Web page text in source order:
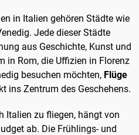
in Italien gehören Städte wie
Jede dieser Städte
aus Geschichte, Kunst und
in Rom, die Uffizien in Florenz
besuchen möchten, Flüge
ins Zentrum des Geschehens.
Italien zu fliegen, hängt von
ab. Die Frühlings- und